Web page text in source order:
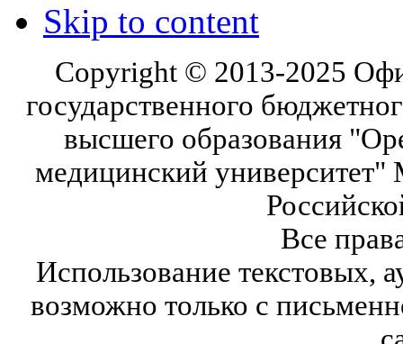
Skip to content
Copyright © 2013-2025
государственного
высшего образования
медицинский университет"
Все
Использование текстовых,
возможно только с